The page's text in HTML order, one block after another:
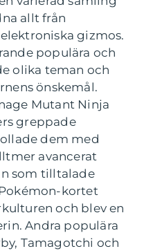
allt från
gizmos.
populära och
olika teman och
önskemål.
Mutant Ninja
greppade
dem med
avancerat
som tilltalade
kortet
och blev en
Andra populära
Tamagotchi och